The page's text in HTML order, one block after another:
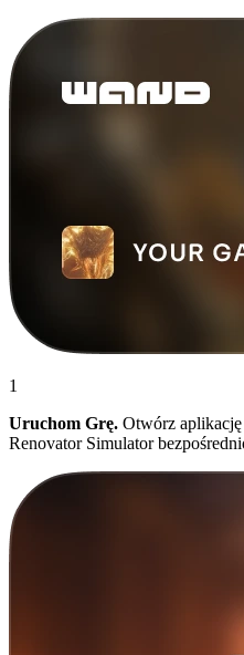
1
Uruchom Grę. Otwórz
Renovator Simulator